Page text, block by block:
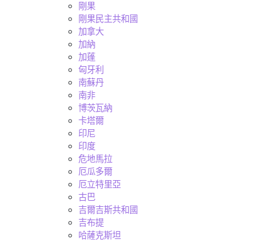
剛果
剛果民主共和國
加拿大
加納
加蓬
匈牙利
南蘇丹
南非
博茨瓦納
卡塔爾
印尼
印度
危地馬拉
厄瓜多爾
厄立特里亞
古巴
吉爾吉斯共和國
吉布提
哈薩克斯坦